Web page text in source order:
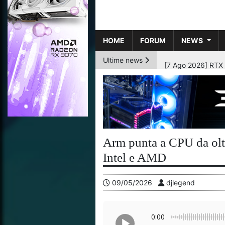
HOME FORUM NEWS
Ultime news
[6 Ago 2026]
Arm punta a CPU da
Intel e AMD
09/05/2026 djlegend
0:00